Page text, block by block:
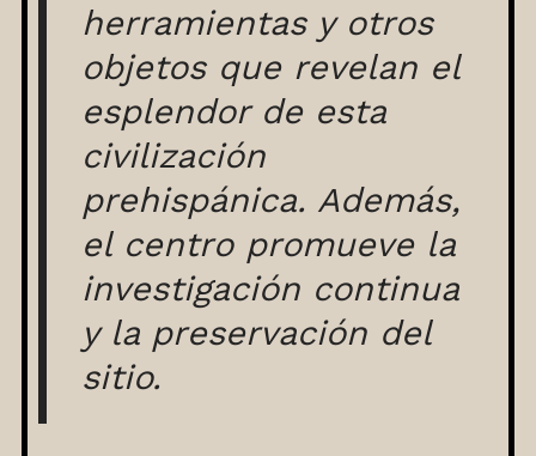
herramientas y otros
objetos que revelan el
esplendor de esta
civilización
prehispánica. Además,
el centro promueve la
investigación continua
y la preservación del
sitio.